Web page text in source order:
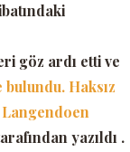
göz ardı etti ve
bulundu. Haksız
yazıldı .